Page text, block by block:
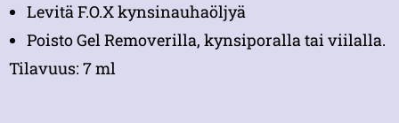
Levitä F.O.X kynsinauhaöljyä
Poisto Gel Removerilla, kynsiporalla tai viilalla.
Tilavuus: 7 ml